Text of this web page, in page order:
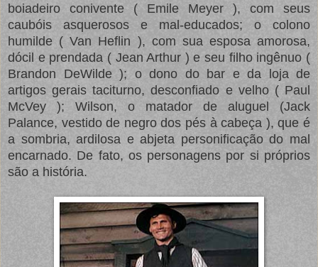
boiadeiro conivente ( Emile Meyer ), com seus
caubóis asquerosos e mal-educados; o colono
humilde ( Van Heflin ), com sua esposa amorosa,
dócil e prendada ( Jean Arthur ) e seu filho ingênuo (
Brandon DeWilde ); o dono do bar e da loja de
artigos gerais taciturno, desconfiado e velho ( Paul
McVey ); Wilson, o matador de aluguel (Jack
Palance, vestido de negro dos pés à cabeça ), que é
a sombria, ardilosa e abjeta personificação do mal
encarnado. De fato, os personagens por si próprios
são a história.